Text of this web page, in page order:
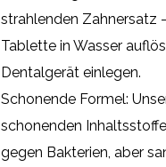
strahlenden Zahnersatz
Tablette in Wasser
Dentalgerät einlegen.
Schonende Formel:
schonenden
gegen Bakterien, aber